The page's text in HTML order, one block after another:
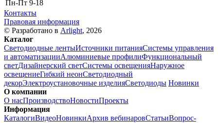
Пн-Пт 9-18
Контакты
Правовая информация
© Разработано в Arlight, 2026
Каталог
Светодиодные лентыИсточники питанияСистемы управления
и автоматизацииАлюминиевые профилиФункциональный
светДизайнерский светСистемы освещенияНаружное
освещениеГибкий неонСветодиодный
декорЭлектроустановочные изделияСветодиоды Новинки
О компании
О насПроизводствоНовостиПроекты
Информация
КаталогиВидеоНовинкиАрхив вебинаровСтатьиВопрос-